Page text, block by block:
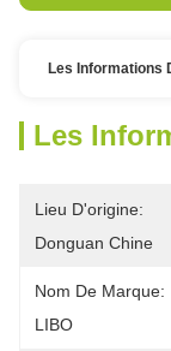
Les Informations
Les
Lieu D'origine:
Donguan Chine
Nom De Marque:
LIBO